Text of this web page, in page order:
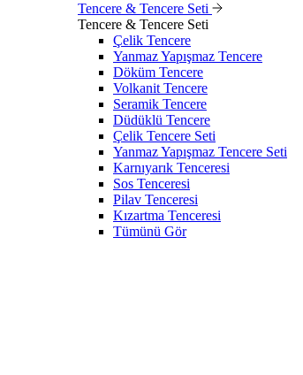
Tencere & Tencere Seti
Tencere & Tencere Seti
Çelik Tencere
Yanmaz Yapışmaz Tencere
Döküm Tencere
Volkanit Tencere
Seramik Tencere
Düdüklü Tencere
Çelik Tencere Seti
Yanmaz Yapışmaz Tencere Seti
Karnıyarık Tenceresi
Sos Tenceresi
Pilav Tenceresi
Kızartma Tenceresi
Tümünü Gör